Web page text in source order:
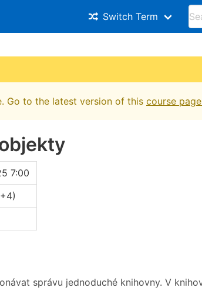
Switch Term
Go to the latest version of this course
7:00
správu jednoduché knihovny. V